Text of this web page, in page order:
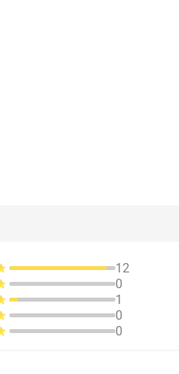
12
0
1
0
0